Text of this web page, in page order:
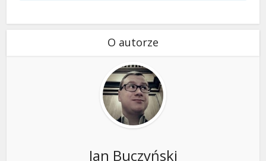
O autorze
Jan Buczyński